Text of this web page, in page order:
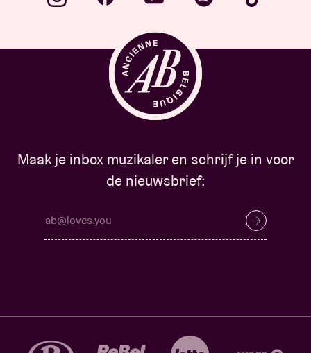
Maak je inbox muzikaler en schrijf je in voor
de nieuwsbrief: